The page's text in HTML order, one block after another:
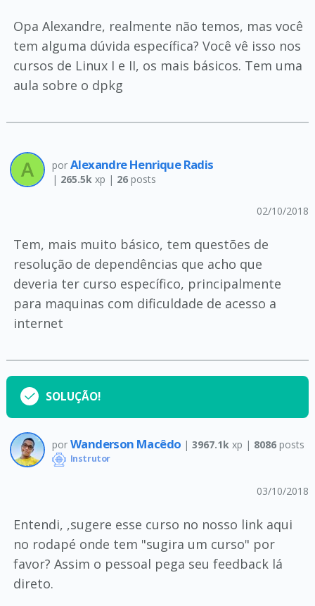
Opa Alexandre, realmente não temos, mas você
tem alguma dúvida específica? Você vê isso nos
cursos de Linux I e II, os mais básicos. Tem uma
aula sobre o dpkg
por Alexandre Henrique Radis
| 265.5kxp | 26posts
02/10/2018
Tem, mais muito básico, tem questões de
resolução de dependências que acho que
deveria ter curso específico, principalmente
para maquinas com dificuldade de acesso a
internet
SOLUÇÃO!
por Wanderson Macêdo | 3967.1k xp | 8086posts
Instrutor
03/10/2018
Entendi, ,sugere esse curso no nosso link aqui
no rodapé onde tem "sugira um curso" por
favor? Assim o pessoal pega seu feedback lá
direto.